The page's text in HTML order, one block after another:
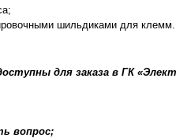
шильдиками для клемм.
для заказа в ГК
вопрос;